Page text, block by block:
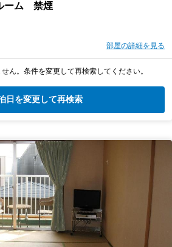
ーム 禁煙
部屋の詳細を見る
ん。条件を変更して再検索してください。
日を変更して再検索